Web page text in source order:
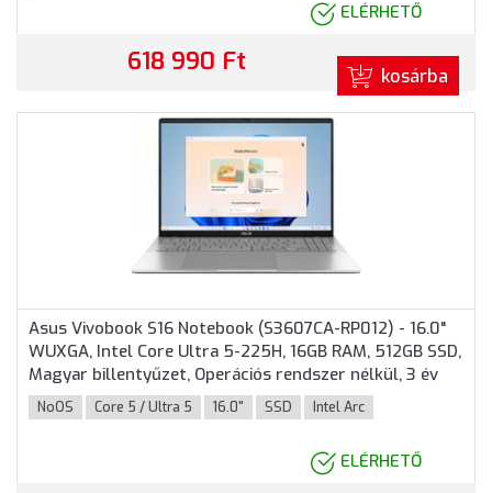
ELÉRHETŐ
618 990 Ft kosárba
Asus Vivobook S16 Notebook (S3607CA-RP012) - 16.0"
WUXGA, Intel Core Ultra 5-225H, 16GB RAM, 512GB SSD,
Magyar billentyűzet, Operációs rendszer nélkül, 3 év
garancia, Ezüst színben
NoOS Core 5 / Ultra 5 16.0" SSD Intel Arc
ELÉRHETŐ